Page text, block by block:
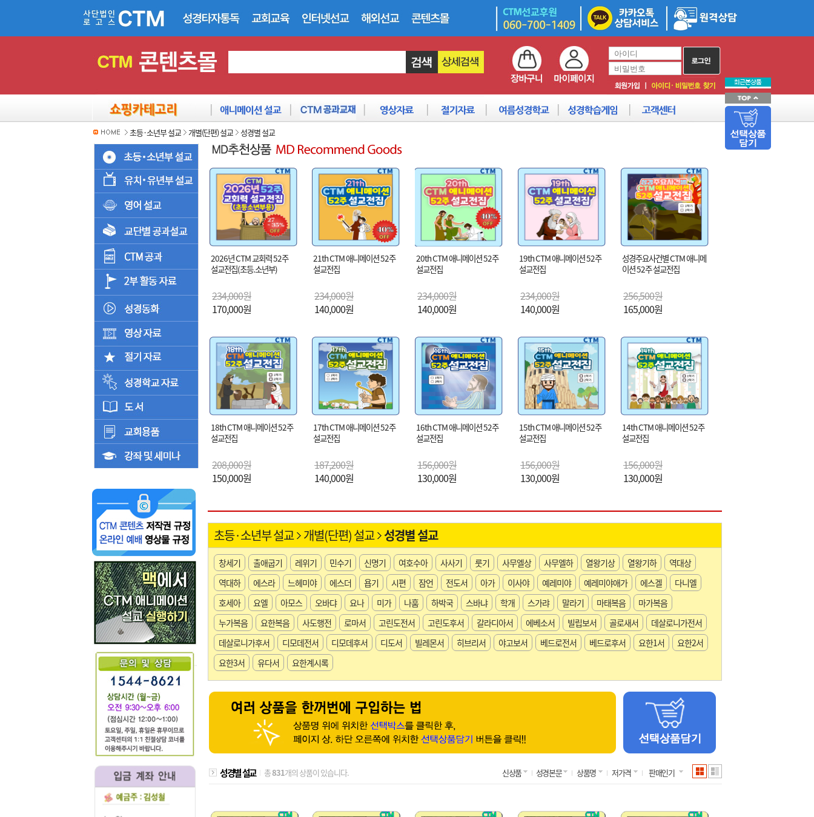
초등·소년부 설교 개별(단편) 설교 성경별 설교
2026년 CTM 교회력 52주
설교전집(초등.소년부)
234,000원
170,000원
21th CTM 애니메이션 52주
설교전집
234,000원
140,000원
20th CTM 애니메이션 52주
설교전집
234,000원
140,000원
19th CTM 애니메이션 52주
설교전집
234,000원
140,000원
성경주요사건별 CTM 애니메
이션 52주 설교전집
256,500원
165,000원
18th CTM 애니메이션 52주
설교전집
208,000원
150,000원
17th CTM 애니메이션 52주
설교전집
187,200원
140,000원
16th CTM 애니메이션 52주
설교전집
156,000원
130,000원
15th CTM 애니메이션 52주
설교전집
156,000원
130,000원
14th CTM 애니메이션 52주
설교전집
156,000원
130,000원
초등·소년부 설교 개별(단편) 설교 성경별 설교
창세기 출애굽기 레위기 민수기 신명기 여호수아 사사기 룻기 사무엘상 사무엘하 열왕기상 열왕기하
역대상
역대하
에스라 느헤미야 에스더 욥기 시편 잠언 전도서 아가 이사야 예레미야 예레미야애가 에스겔
다니엘
호세아
요엘 아모스 오바댜 요나 미가 나훔 하박국 스바냐 학개 스가랴 말라기 마태복음
마가복음
누가복음
요한복음 사도행전 로마서 고린도전서 고린도후서 갈라디아서 에베소서 빌립보서 골로새서
데살로니가전서
데살로니가후서
디모데전서 디모데후서 디도서 빌레몬서 히브리서 야고보서 베드로전서 베드로후서 요한1서
요한2서
요한3서
유다서 요한계시록
성경별 설교 총831개의 상품이 있습니다. 신상품 성경본문 상품명 저가격 판매인기